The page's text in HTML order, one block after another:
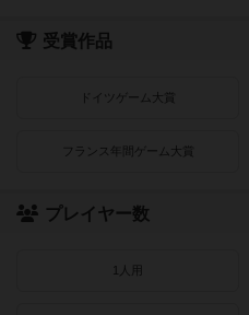
受賞作品
ドイツゲーム大賞
フランス年間ゲーム大賞
プレイヤー数
1人用